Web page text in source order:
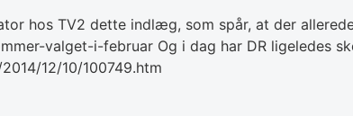
hos TV2 dette indlæg, som spår, at der
valget-i-februar Og i dag har DR ligeledes
12/10/100749.htm